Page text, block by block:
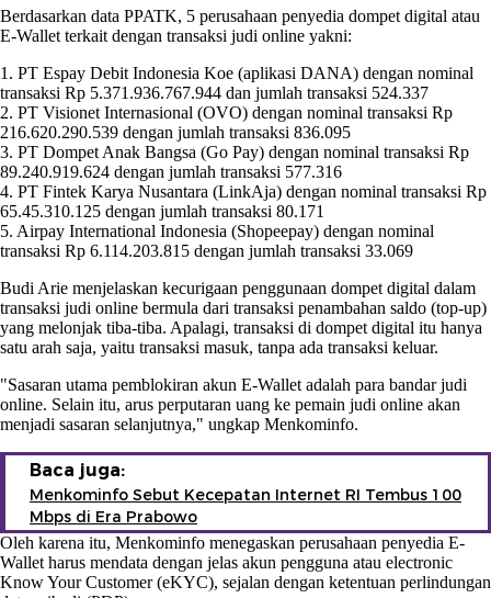
Berdasarkan data PPATK, 5 perusahaan penyedia dompet digital atau
E-Wallet terkait dengan transaksi judi online yakni:
1. PT Espay Debit Indonesia Koe (aplikasi DANA) dengan nominal
transaksi Rp 5.371.936.767.944 dan jumlah transaksi 524.337
2. PT Visionet Internasional (OVO) dengan nominal transaksi Rp
216.620.290.539 dengan jumlah transaksi 836.095
3. PT Dompet Anak Bangsa (Go Pay) dengan nominal transaksi Rp
89.240.919.624 dengan jumlah transaksi 577.316
4. PT Fintek Karya Nusantara (LinkAja) dengan nominal transaksi Rp
65.45.310.125 dengan jumlah transaksi 80.171
5. Airpay International Indonesia (Shopeepay) dengan nominal
transaksi Rp 6.114.203.815 dengan jumlah transaksi 33.069
Budi Arie menjelaskan kecurigaan penggunaan dompet digital dalam
transaksi judi online bermula dari transaksi penambahan saldo (top-up)
yang melonjak tiba-tiba. Apalagi, transaksi di dompet digital itu hanya
satu arah saja, yaitu transaksi masuk, tanpa ada transaksi keluar.
"Sasaran utama pemblokiran akun E-Wallet adalah para bandar judi
online. Selain itu, arus perputaran uang ke pemain judi online akan
menjadi sasaran selanjutnya," ungkap Menkominfo.
Baca juga:
Menkominfo Sebut Kecepatan Internet RI Tembus 100
Mbps di Era Prabowo
Oleh karena itu, Menkominfo menegaskan perusahaan penyedia E-
Wallet harus mendata dengan jelas akun pengguna atau electronic
Know Your Customer (eKYC), sejalan dengan ketentuan perlindungan